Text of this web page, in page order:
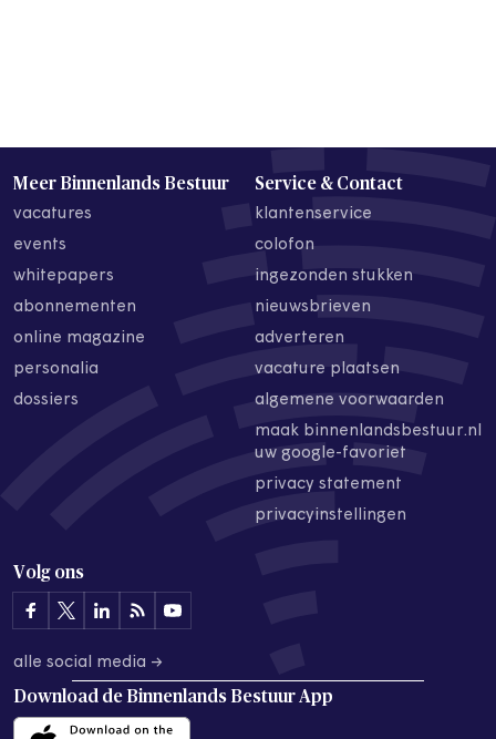
Meer Binnenlands Bestuur
vacatures
events
whitepapers
abonnementen
online magazine
personalia
dossiers
Service & Contact
klantenservice
colofon
ingezonden stukken
nieuwsbrieven
adverteren
vacature plaatsen
algemene voorwaarden
maak binnenlandsbestuur.nl
uw google-favoriet
privacy statement
privacyinstellingen
Volg ons
alle social media →
Download de Binnenlands Bestuur App